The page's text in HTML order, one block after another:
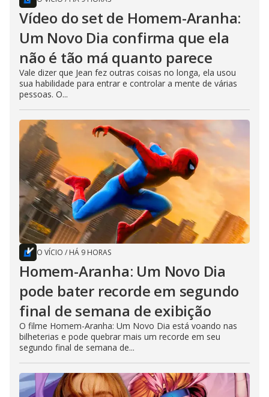
Vídeo do set de Homem-Aranha:
Um Novo Dia confirma que ela
não é tão má quanto parece
Vale dizer que Jean fez outras coisas no longa, ela usou
sua habilidade para entrar e controlar a mente de várias
pessoas. O...
O VÍCIO / HÁ 9 HORAS
Homem-Aranha: Um Novo Dia
pode bater recorde em segundo
final de semana de exibição
O filme Homem-Aranha: Um Novo Dia está voando nas
bilheterias e pode quebrar mais um recorde em seu
segundo final de semana de...